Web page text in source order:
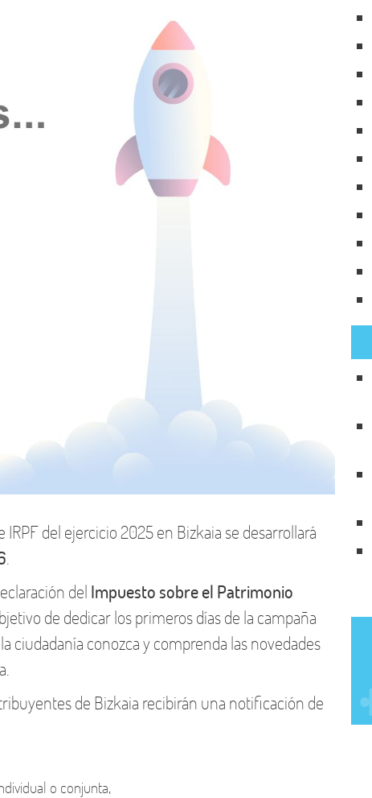
del ejercicio 2025 en Bizkaia se desarrollará
del Impuesto sobre el Patrimonio
de dedicar los primeros días de la campaña
ciudadanía conozca y comprenda las novedades
de Bizkaia recibirán una notificación de
o conjunta,